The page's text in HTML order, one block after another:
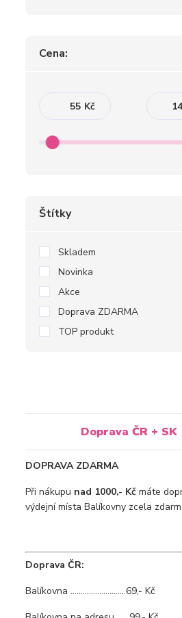
Cena:
Kč
Štítky
Skladem
Novinka
Akce
Doprava ZDARMA
TOP produkt
Doprava ČR + SK
DOPRAVA ZDARMA
Při nákupu nad 1000,- Kč máte
výdejní místa Balíkovny zcela
Doprava ČR:
Balíkovna ...........................69,- Kč